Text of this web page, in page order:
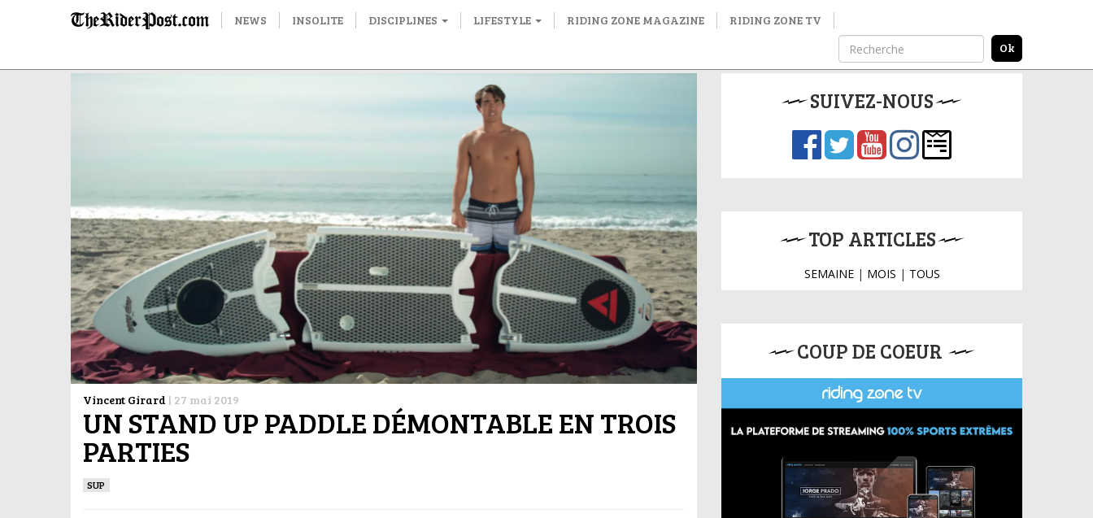
NEWS INSOLITE DISCIPLINES LIFESTYLE RIDING ZONE MAGAZINE RIDING ZONE TV
Vincent Girard | 27 mai 2019
UN STAND UP PADDLE DÉMONTABLE EN TROIS
PARTIES
SUP
SUIVEZ-NOUS
TOP ARTICLES
SEMAINE| MOIS | TOUS
COUP DE COEUR